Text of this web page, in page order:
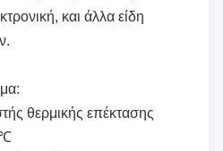
και άλλα είδη
θερμικής επέκτασης